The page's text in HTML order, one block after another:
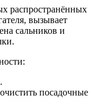
распространённых
вызывает
сальников и
посадочные